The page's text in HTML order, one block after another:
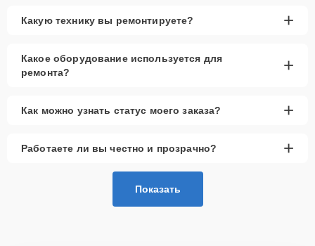
Какую технику вы ремонтируете? +
Какое оборудование используется для
ремонта?
+
Как можно узнать статус моего заказа? +
Работаете ли вы честно и прозрачно? +
Показать